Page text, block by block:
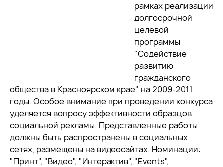
рамках реализации
долгосрочной
целевой
программы
"Содействие
развитию
гражданского
общества в Красноярском крае" на 2009-2011
годы. Особое внимание при проведении конкурса
уделяется вопросу эффективности образцов
социальной рекламы. Представленные работы
должны быть распространены в социальных
сетях, размещены на видеосайтах. Номинации:
"Принт", "Видео", "Интерактив", "Events",